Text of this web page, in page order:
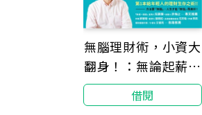
無腦理財術，小資大
翻身！：無論起薪多
少都受用的超簡單投
資法
借閱